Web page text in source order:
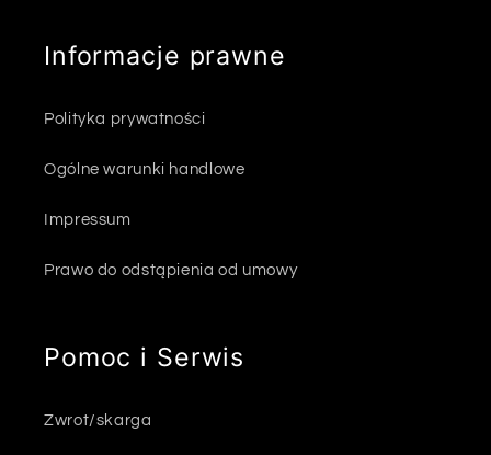
Informacje prawne
Polityka prywatności
Ogólne warunki handlowe
Impressum
Prawo do odstąpienia od umowy
Pomoc i Serwis
Zwrot/skarga